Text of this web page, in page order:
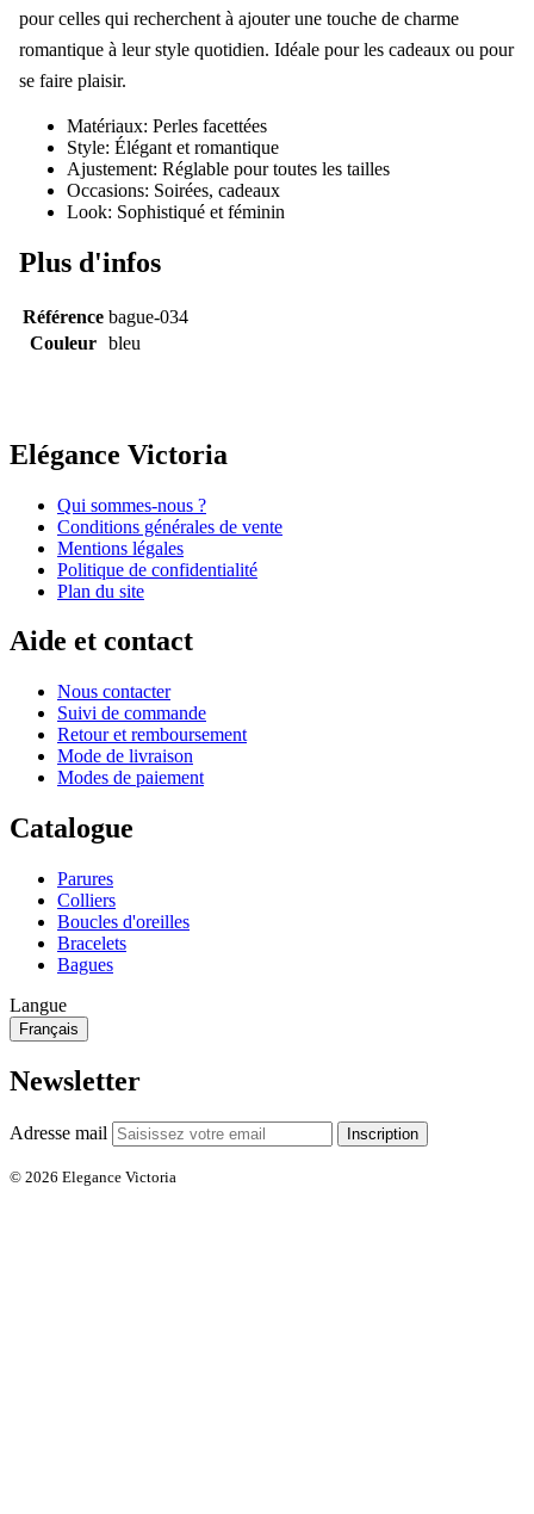
pour celles qui recherchent à ajouter une touche de charme
romantique à leur style quotidien. Idéale pour les cadeaux ou pour
se faire plaisir.
Matériaux: Perles facettées
Style: Élégant et romantique
Ajustement: Réglable pour toutes les tailles
Occasions: Soirées, cadeaux
Look: Sophistiqué et féminin
Plus d'infos
Référence bague-034
Couleur bleu
Elégance Victoria
Qui sommes-nous ?
Conditions générales de vente
Mentions légales
Politique de confidentialité
Plan du site
Aide et contact
Nous contacter
Suivi de commande
Retour et remboursement
Mode de livraison
Modes de paiement
Catalogue
Parures
Colliers
Boucles d'oreilles
Bracelets
Bagues
Langue
Français
Newsletter
Adresse mail Inscription
© 2026 Elegance Victoria